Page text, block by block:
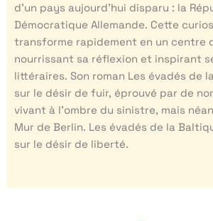
d’un pays aujourd’hui disparu : la
Démocratique Allemande. Cette
transforme rapidement en un centre
nourrissant sa réflexion et inspirant
littéraires. Son roman Les évadés de
sur le désir de fuir, éprouvé par de
vivant à l’ombre du sinistre, mais
Mur de Berlin. Les évadés de la
sur le désir de liberté.